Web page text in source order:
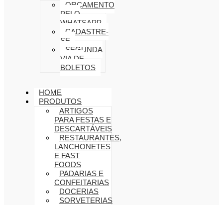
ORÇAMENTO
PELO
WHATSAPP
CADASTRE-
SE
SEGUNDA
VIA DE
BOLETOS
HOME
PRODUTOS
ARTIGOS
PARA FESTAS E
DESCARTÁVEIS
RESTAURANTES,
LANCHONETES
E FAST
FOODS
PADARIAS E
CONFEITARIAS
DOCERIAS
SORVETERIAS